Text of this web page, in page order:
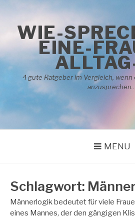
contentWIE-
EINE-
4 gute Ratgeber im Vergleich, wenn
anzusprechen…
MENU
Schlagwort:
Männerlogik bedeutet für viele
eines Mannes, der den gängigen